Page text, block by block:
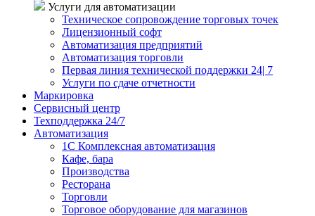
Услуги для автоматизации
Техническое сопровождение торговых точек
Лицензионный софт
Автоматизация предприятий
Автоматизация торговли
Первая линия технической поддержки 24| 7
Услуги по сдаче отчетности
Маркировка
Сервисный центр
Техподдержка 24/7
Автоматизация
1C Комплексная автоматизация
Кафе, бара
Производства
Ресторана
Торговли
Торговое оборудование для магазинов